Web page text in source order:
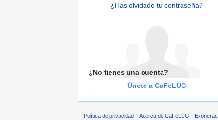
¿Has olvidado tu contraseña?
¿No tienes una cuenta?
Únete a CaFeLUG
Política de privacidad Acerca de CaFeLUG